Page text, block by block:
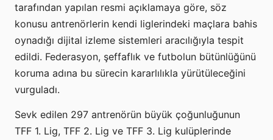
tarafından yapılan resmi açıklamaya göre, söz
konusu antrenörlerin kendi liglerindeki maçlara bahis
oynadığı dijital izleme sistemleri aracılığıyla tespit
edildi. Federasyon, şeffaflık ve futbolun bütünlüğünü
koruma adına bu sürecin kararlılıkla yürütüleceğini
vurguladı.
Sevk edilen 297 antrenörün büyük çoğunluğunun
TFF 1. Lig, TFF 2. Lig ve TFF 3. Lig kulüplerinde